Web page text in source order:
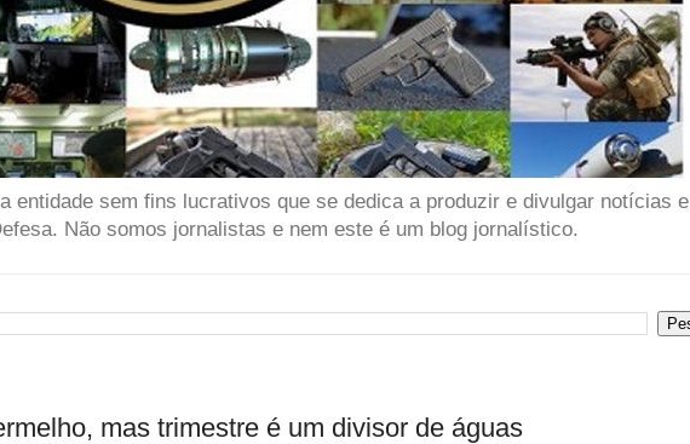
entidade sem fins lucrativos que se dedica a produzir e divulgar notícias e
Não somos jornalistas e nem este é um blog jornalístico.
mas trimestre é um divisor de águas